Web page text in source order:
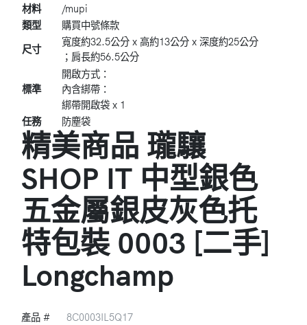
材料
/mupi
類型
購買中號條款
尺寸
寬度約32.5公分 x 高約13公分 x 深度約25公分
；肩長約56.5公分
標準
開啟方式：
內含綁帶：
綁帶開啟袋 x 1
任務
防塵袋
精美商品 瓏驤
SHOP IT 中型銀色
五金屬銀皮灰色托
特包裝 0003 [二手]
Longchamp
產品 # 8C0003IL5Q17